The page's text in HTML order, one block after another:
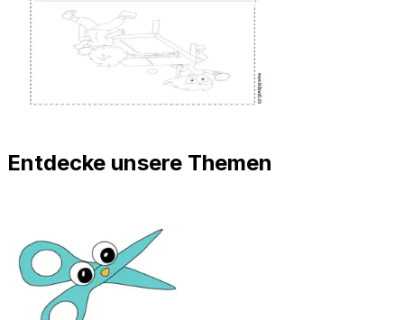
Entdecke unsere Themen